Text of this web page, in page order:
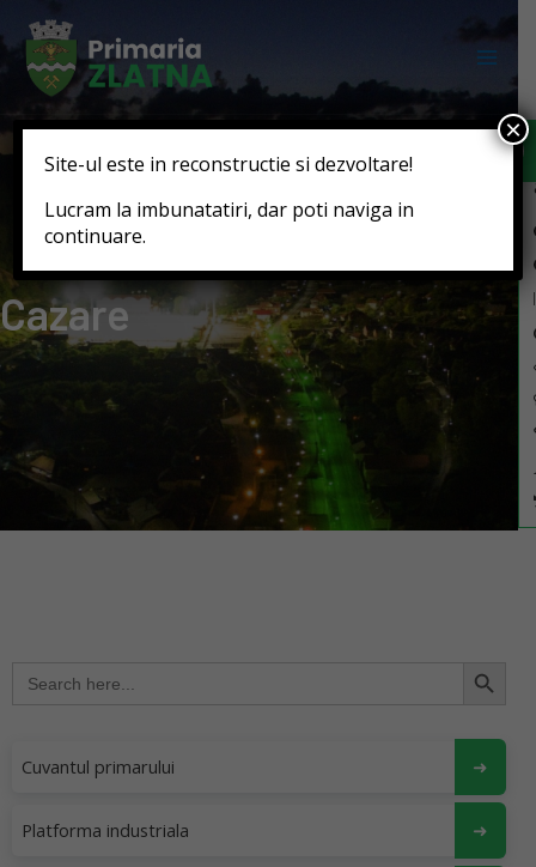
Cazare
for:
Cuvantul primarului
Platforma industriala
Site-ul este in reconstructie si dezvoltare!
Lucram la imbunatatiri, dar poti naviga in
continuare.
×